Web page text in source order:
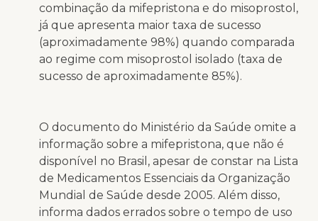
combinação da mifepristona e do misoprostol,
já que apresenta maior taxa de sucesso
(aproximadamente 98%) quando comparada
ao regime com misoprostol isolado (taxa de
sucesso de aproximadamente 85%).
O documento do Ministério da Saúde omite a
informação sobre a mifepristona, que não é
disponível no Brasil, apesar de constar na Lista
de Medicamentos Essenciais da Organização
Mundial de Saúde desde 2005. Além disso,
informa dados errados sobre o tempo de uso